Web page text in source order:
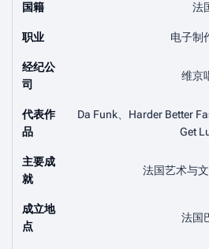
国籍 法
职业 电子制
经纪公
司
维京
代表作
品
Da Funk、Harder Better
Get
主要成
就
法国艺术与
成立地
点
法国